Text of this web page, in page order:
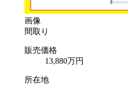
画像
間取り
販売価格
13,880万円
所在地